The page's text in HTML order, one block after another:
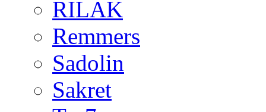
RILAK
Remmers
Sadolin
Sakret